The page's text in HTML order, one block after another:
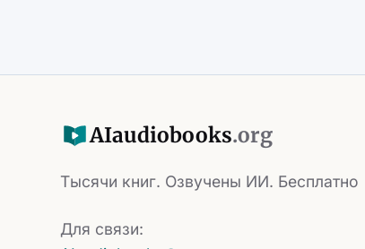
AIaudiobooks.org
Тысячи книг. Озвучены ИИ. Бесплатно
Для связи: